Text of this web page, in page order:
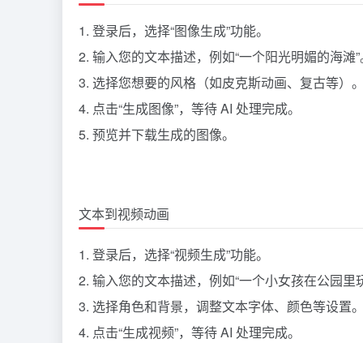
1. 登录后，选择“图像生成”功能。
2. 输入您的文本描述，例如“一个阳光明媚的海滩”
3. 选择您想要的风格（如皮克斯动画、复古等）。
4. 点击“生成图像”，等待 AI 处理完成。
5. 预览并下载生成的图像。
文本到视频动画
1. 登录后，选择“视频生成”功能。
2. 输入您的文本描述，例如“一个小女孩在公园里玩
3. 选择角色和背景，调整文本字体、颜色等设置。
4. 点击“生成视频”，等待 AI 处理完成。